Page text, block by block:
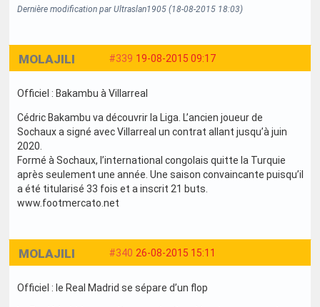
Dernière modification par Ultraslan1905 (18-08-2015 18:03)
#339 19-08-2015 09:17
MOLAJILI
Officiel : Bakambu à Villarreal
Cédric Bakambu va découvrir la Liga. L’ancien joueur de
Sochaux a signé avec Villarreal un contrat allant jusqu’à juin
2020.
Formé à Sochaux, l’international congolais quitte la Turquie
après seulement une année. Une saison convaincante puisqu’il
a été titularisé 33 fois et a inscrit 21 buts.
www.footmercato.net
#340 26-08-2015 15:11
MOLAJILI
Officiel : le Real Madrid se sépare d’un flop